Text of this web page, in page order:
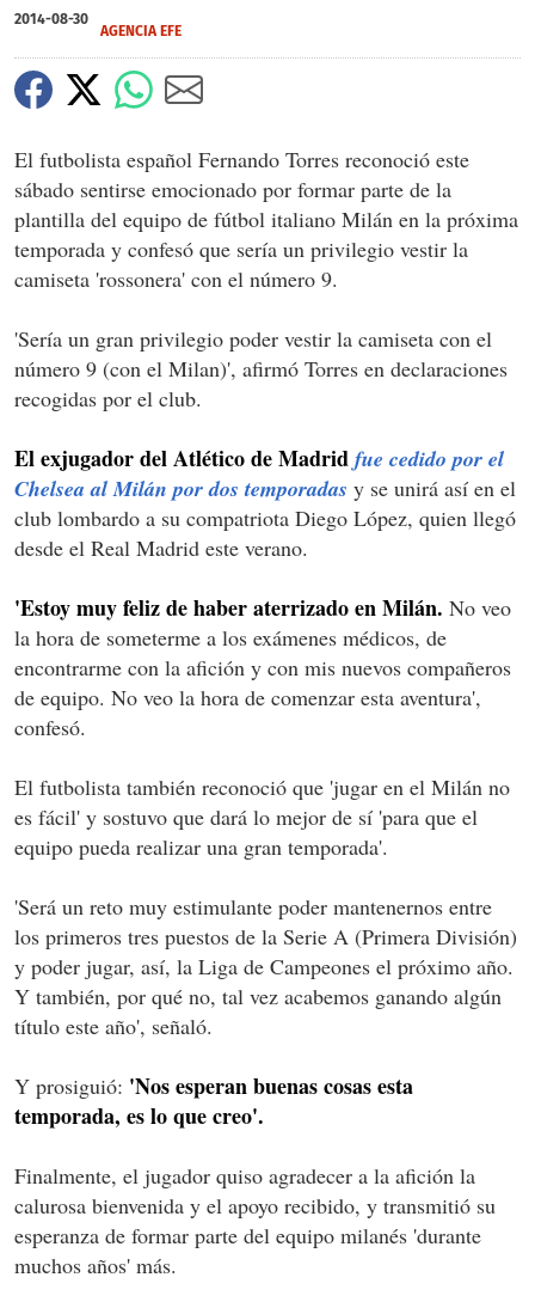
2014-08-30
AGENCIA EFE
El futbolista español Fernando Torres reconoció este
sábado sentirse emocionado por formar parte de la
plantilla del equipo de fútbol italiano Milán en la próxima
temporada y confesó que sería un privilegio vestir la
camiseta 'rossonera' con el número 9.
'Sería un gran privilegio poder vestir la camiseta con el
número 9 (con el Milan)', afirmó Torres en declaraciones
recogidas por el club.
El exjugador del Atlético de Madrid fue cedido por el
Chelsea al Milán por dos temporadas y se unirá así en el
club lombardo a su compatriota Diego López, quien llegó
desde el Real Madrid este verano.
'Estoy muy feliz de haber aterrizado en Milán. No veo
la hora de someterme a los exámenes médicos, de
encontrarme con la afición y con mis nuevos compañeros
de equipo. No veo la hora de comenzar esta aventura',
confesó.
El futbolista también reconoció que 'jugar en el Milán no
es fácil' y sostuvo que dará lo mejor de sí 'para que el
equipo pueda realizar una gran temporada'.
'Será un reto muy estimulante poder mantenernos entre
los primeros tres puestos de la Serie A (Primera División)
y poder jugar, así, la Liga de Campeones el próximo año.
Y también, por qué no, tal vez acabemos ganando algún
título este año', señaló.
Y prosiguió: 'Nos esperan buenas cosas esta
temporada, es lo que creo'.
Finalmente, el jugador quiso agradecer a la afición la
calurosa bienvenida y el apoyo recibido, y transmitió su
esperanza de formar parte del equipo milanés 'durante
muchos años' más.